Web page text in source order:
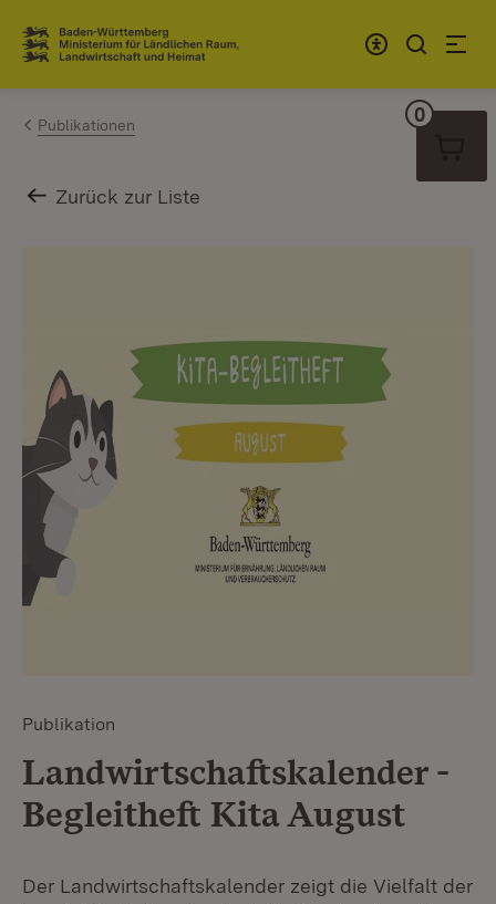
Zum Inhalt springen
Link zur Startseite
Publikationen
Zurück zur Liste
Publikation
Landwirtschaftskalender -
Begleitheft Kita August
Der Landwirtschaftskalender zeigt die Vielfalt der
0